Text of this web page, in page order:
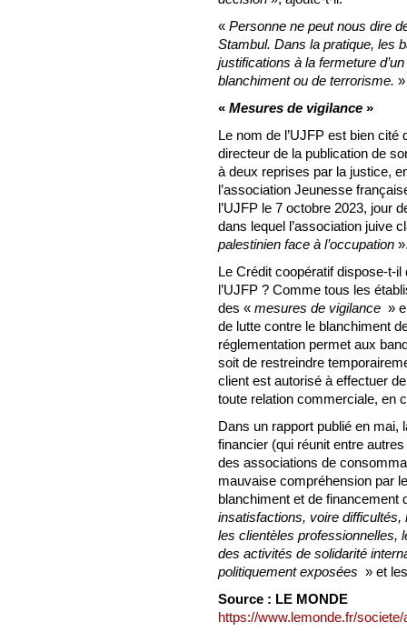
« Personne ne peut nous dire
Stambul. Dans la pratique, les
justifications à la fermeture
blanchiment ou de terrorisme. »
« Mesures de vigilance »
Le nom de l’UJFP est bien cité
directeur de la publication de
à deux reprises par la justice,
l’association Jeunesse
l’UJFP le 7 octobre 2023, jour
dans lequel l’association juive
palestinien face à l’occupation
Le Crédit coopératif dispose-t-
l’UJFP ? Comme tous les
des « mesures de vigilance »
de lutte contre le blanchiment
réglementation permet aux
soit de restreindre
client est autorisé à effectuer
toute relation commerciale, en
Dans un rapport publié en mai,
financier (qui réunit entre
des associations de
mauvaise compréhension par
blanchiment et de
insatisfactions, voire
les clientèles professionnelles,
des activités de solidarité
politiquement exposées » et
Source : LE MONDE
https://www.lemonde.fr/societe/